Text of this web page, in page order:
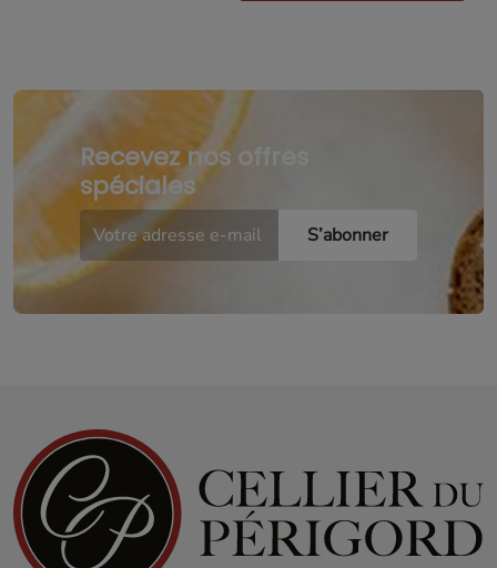
Recevez nos offres
spéciales